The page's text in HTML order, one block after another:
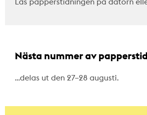
Nästa nummer av
…delas ut den 27–28 augusti.